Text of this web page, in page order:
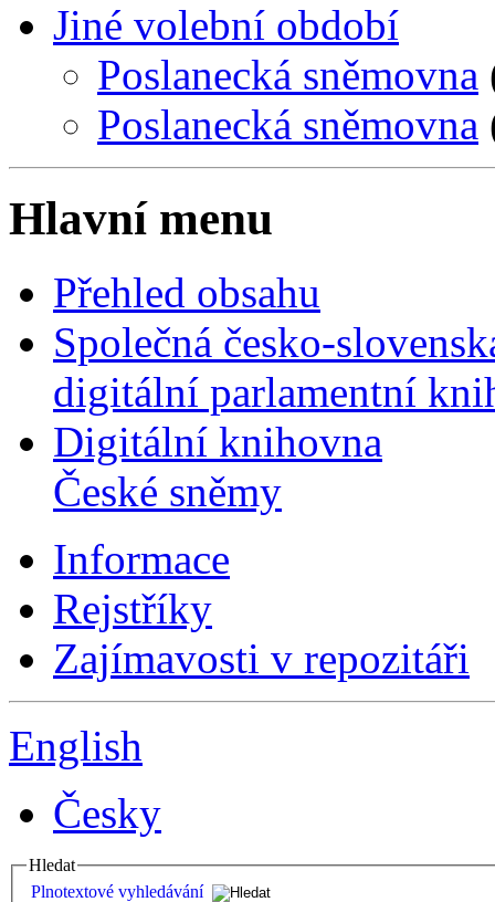
Jiné volební období
Poslanecká sněmovna
Poslanecká sněmovna
Hlavní menu
Přehled obsahu
Společná česko-
digitální parlamentní
Digitální knihovna
České sněmy
Informace
Rejstříky
Zajímavosti v repozitáři
English
Česky
Hledat
Plnotextové vyhledávání